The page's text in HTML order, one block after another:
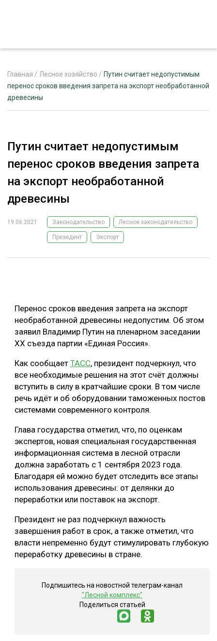
ЖУРНАЛ «ЛЕСНОЙ КОМПЛЕКС»
ЛЕСНОЕ ХОЗЯЙСТВО
ОБРАБОТКА ДРЕВЕСИНЫ
ПРОИЗВОДСТВО ДРЕВЕСНЫХ ПЛИТ
ЦБП
КОМПЛЕКСНАЯ ПЕРЕРАБОТКА
ЛЕСОПИЛЕНИЕ
ДЕРЕВЯННОЕ ДОМОСТРОЕНИЕ
БЕЗОПАСНОЕ ПРОИЗВОДСТВО
СОРТИРОВКА ДРЕВЕСИНЫ
СУШКА ДРЕВЕСИНЫ
МЕБЕЛЬНОЕ ПРОИЗВОДСТВО
ПОДБОРКИ СТАТЕЙ
ЭКСПЕРТНОЕ МНЕНИЕ
Главная / Лесное хозяйство / Путин считает недопустимым
перенос сроков введения запрета на экспорт необработанной
древесины
Путин считает недопустимым
перенос сроков введения запрета
на экспорт необработанной
древесины
19.06.2021 Законодательство Лесное законодательство
Президент Экспорт
Перенос сроков введения запрета на экспорт
необработанной древесины недопустим. Об этом
заявил Владимир Путин на пленарном заседании
ХХ съезда партии «Единая Россия».
Как сообщает ТАСС, президент подчеркнул, что
все необходимые решения на этот счёт должны
вступить в силу в кратчайшие сроки. В том числе
речь идёт и об оборудовании таможенных постов
системами современного контроля.
Глава государства отметил, что, по оценкам
экспертов, новая специальная государственная
информационная система в лесной отрасли
должна заработать с 1 сентября 2023 года.
Благодаря ей можно будет отследить все этапы
использования древесины: от делянки до
переработки или поставок на экспорт.
Президент не раз подчеркнул важность
завершения работ в срок, а также отметил, что
власти непременно будут стимулировать глубокую
переработку древесины в стране.
Подпишитесь на новостной телеграм-канал
"Лесной комплекс"
Поделиться статьей